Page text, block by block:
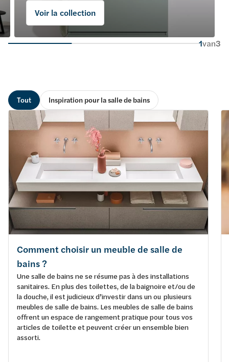
Voir la collection
1van3
Tout Inspiration pour la salle de bains
Comment choisir un meuble de salle de
bains ?
Une salle de bains ne se résume pas à des installations
sanitaires. En plus des toilettes, de la baignoire et/ou de
la douche, il est judicieux d’investir dans un ou plusieurs
meubles de salle de bains. Les meubles de salle de bains
offrent un espace de rangement pratique pour tous vos
articles de toilette et peuvent créer un ensemble bien
assorti.